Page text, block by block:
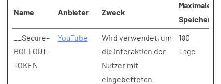
Name Anbieter Zweck
Maximale
__Secure-
ROLLOUT_
TOKEN
YouTube
Wird verwendet, um
die Interaktion der
Nutzer mit
eingebetteten
180
Tage